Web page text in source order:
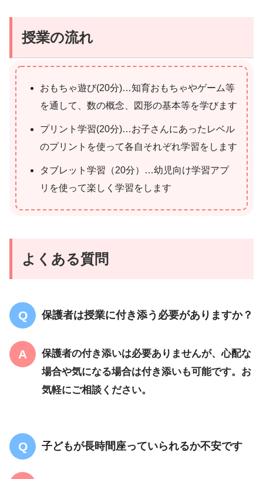
授業の流れ
おもちゃ遊び(20分)…知育おもちゃやゲーム等
を通して、数の概念、図形の基本等を学びます
プリント学習(20分)…お子さんにあったレベル
のプリントを使って各自それぞれ学習をします
タブレット学習（20分）…幼児向け学習アプ
リを使って楽しく学習をします
よくある質問
保護者は授業に付き添う必要がありますか？
保護者の付き添いは必要ありませんが、心配な
場合や気になる場合は付き添いも可能です。お
気軽にご相談ください。
子どもが長時間座っていられるか不安です